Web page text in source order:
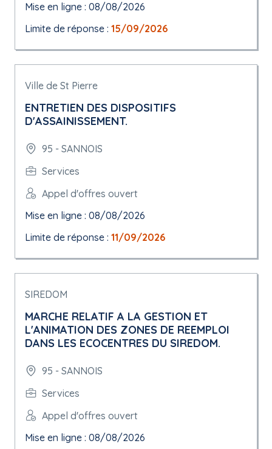
Mise en ligne : 08/08/2026
Limite de réponse : 15/09/2026
Ville de St Pierre
ENTRETIEN DES DISPOSITIFS
D'ASSAINISSEMENT.
95 - SANNOIS
Services
Appel d'offres ouvert
Mise en ligne : 08/08/2026
Limite de réponse : 11/09/2026
SIREDOM
MARCHE RELATIF A LA GESTION ET
L'ANIMATION DES ZONES DE REEMPLOI
DANS LES ECOCENTRES DU SIREDOM.
95 - SANNOIS
Services
Appel d'offres ouvert
Mise en ligne : 08/08/2026